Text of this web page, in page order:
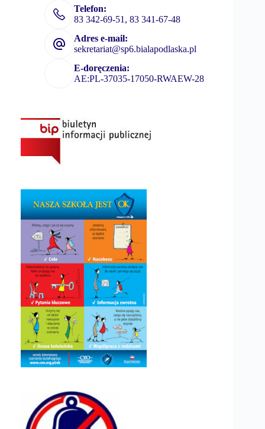
Telefon:
83 342-69-51, 83 341-67-48
Adres e-mail:
sekretariat@sp6.bialapodlaska.pl
E-doręczenia:
AE:PL-37035-17050-RWAEW-28